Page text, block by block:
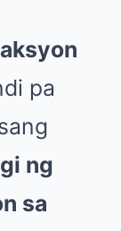
pa
ng
sa